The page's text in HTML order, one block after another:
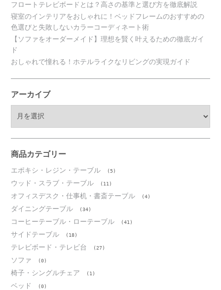
フロートテレビボードとは？高さの基準と選び方を徹底解説
寝室のインテリアをおしゃれに！ベッドフレームのおすすめの
色選びと失敗しないカラーコーディネート術
【ソファをオーダーメイド】理想を賢く叶えるための徹底ガイ
ド
おしゃれで憧れる！ホテルライクなリビングの実現ガイド
アーカイブ
ブ
商品カテゴリー
エポキシ・レジン・テーブル (5)
ウッド・スラブ・テーブル (11)
オフィスデスク・仕事机・書斎テーブル (4)
ダイニングテーブル (34)
コーヒーテーブル・ローテーブル (41)
サイドテーブル (18)
テレビボード・テレビ台 (27)
ソファ (0)
椅子・シングルチェア (1)
ベッド (0)